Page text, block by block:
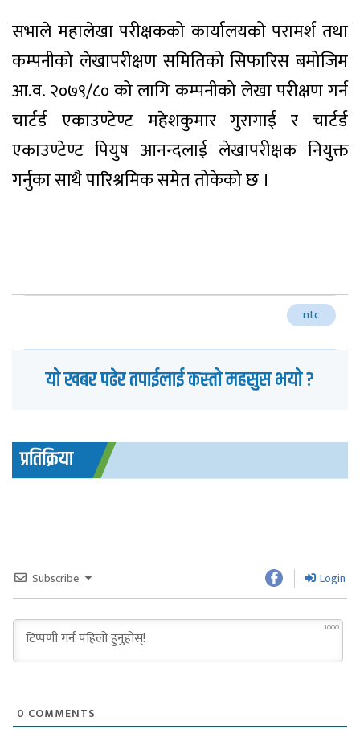
सभाले महालेखा परीक्षकको कार्यालयको परामर्श तथा
कम्पनीको लेखापरीक्षण समितिको सिफारिस बमोजिम
आ.व. २०७९/८० को लागि कम्पनीको लेखा परीक्षण गर्न
चार्टर्ड एकाउण्टेण्ट महेशकुमार गुरागाईं र चार्टर्ड
एकाउण्टेण्ट पियुष आनन्दलाई लेखापरीक्षक नियुक्त
गर्नुका साथै पारिश्रमिक समेत तोकेको छ ।
ntc
यो खबर पढेर तपाईलाई कस्तो महसुस भयो ?
प्रतिक्रिया
Subscribe Login
1000
0 COMMENTS